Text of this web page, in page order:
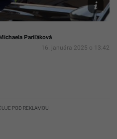
foto)
Pariľáková
16. januára 2025 o 13:42
POD REKLAMOU